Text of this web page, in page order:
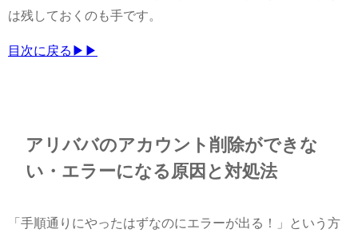
は残しておくのも手です。
目次に戻る▶▶
アリババのアカウント削除ができな
い・エラーになる原因と対処法
「手順通りにやったはずなのにエラーが出る！」という方